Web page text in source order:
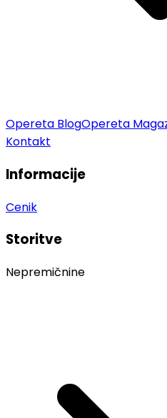
Opereta BlogOpereta
Kontakt
Informacije
Cenik
Storitve
Nepremičnine